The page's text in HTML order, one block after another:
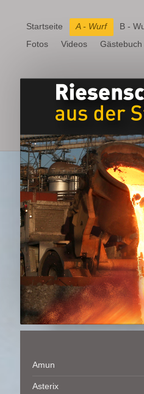
Startseite A - Wurf B -
Fotos
Videos Gästebuch
Amun
Asterix